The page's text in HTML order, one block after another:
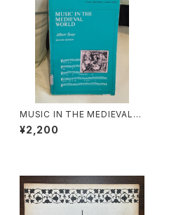
MUSIC IN THE MEDIEVAL
WORLD【著者：Albert Seay】
出版社：PRENTICE-HALL, IN
¥2,200